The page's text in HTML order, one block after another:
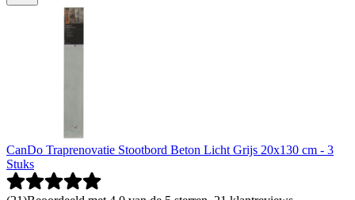
CanDo Traprenovatie Stootbord Beton Licht Grijs 20x130 cm - 3
Stuks